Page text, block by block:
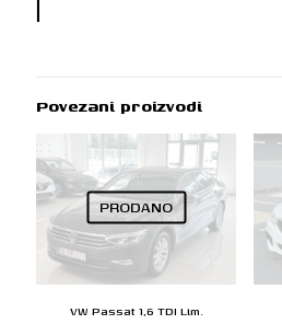
Povezani proizvodi
PRODANO
VW Passat 1,6 TDI Lim.